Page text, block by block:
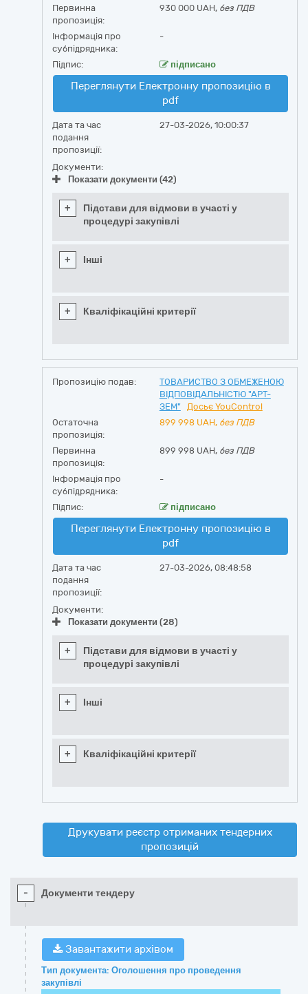
Первинна
пропозиція:
930 000 UAH, без ПДВ
Інформація про
субпідрядника:
-
Підпис: підписано
Переглянути Електронну пропозицію в
pdf
Дата та час
подання
пропозиції:
27-03-2026, 10:00:37
Документи:
Показати документи (42)
+
Підстави для відмови в участі у
процедурі закупівлі
+ Інші
+ Кваліфікаційні критерії
Пропозицію подав:
ТОВАРИСТВО З ОБМЕЖЕНОЮ
ВІДПОВІДАЛЬНІСТЮ "АРТ-
ЗЕМ"
Досьє YouControl
Остаточна
пропозиція:
899 998 UAH, без ПДВ
Первинна
пропозиція:
899 998 UAH, без ПДВ
Інформація про
субпідрядника:
-
Підпис: підписано
Переглянути Електронну пропозицію в
pdf
Дата та час
подання
пропозиції:
27-03-2026, 08:48:58
Документи:
Показати документи (28)
+
Підстави для відмови в участі у
процедурі закупівлі
+ Інші
+ Кваліфікаційні критерії
Друкувати реєстр отриманих тендерних
пропозицій
- Документи тендеру
Завантажити архівом
Тип документа: Оголошення про проведення
закупівлі